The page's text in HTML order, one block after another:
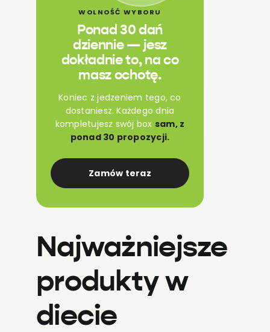
WOLNOŚĆ WYBORU
Ponad 30 dań
dziennie — jesz
dokładnie to, na co
masz ochotę.
Koniec z jedzeniem tego, co
dostaniesz. Każdego dnia
kompletujesz swój box sam, z
ponad 30 propozycji.
Zamów teraz
Najważniejsze
produkty w
diecie